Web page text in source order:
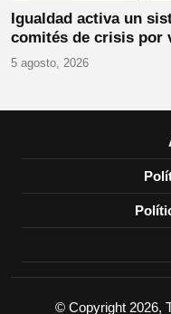
Igualdad activa un
comités de crisis por
5 agosto, 2026
© Copyright 2026,